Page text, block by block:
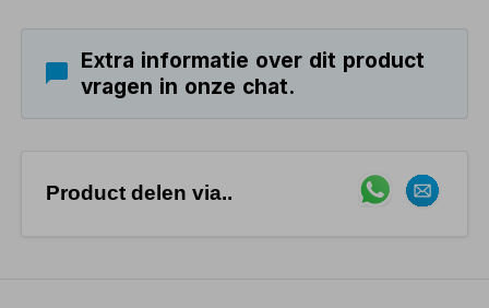
Extra informatie over dit product
vragen in onze chat.
Product delen via..